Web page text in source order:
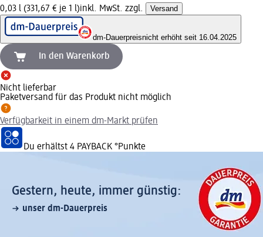
0,03 l (331,67 € je 1 l)inkl. MwSt. zzgl. Versand
dm-Dauerpreisnicht erhöht seit 16.04.2025
In den Warenkorb
Nicht lieferbar
Paketversand für das Produkt nicht möglich
Verfügbarkeit in einem dm-Markt prüfen
Du erhältst 4 PAYBACK °Punkte
Gestern, heute, immer günstig:
unser dm-Dauerpreis